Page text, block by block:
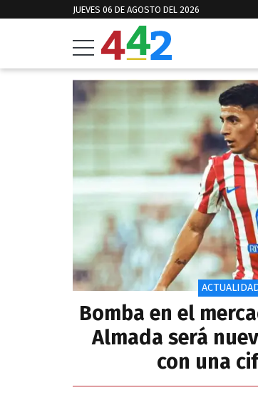
JUEVES 06 DE AGOSTO DEL 2026
Bomba en el
Almada será
con una